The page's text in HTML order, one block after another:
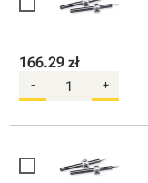
166.29 zł
- +